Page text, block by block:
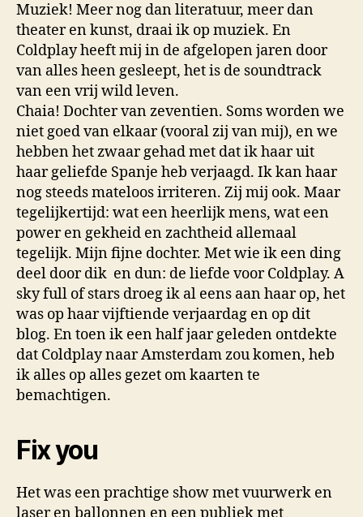
Muziek! Meer nog dan literatuur, meer dan
theater en kunst, draai ik op muziek. En
Coldplay heeft mij in de afgelopen jaren door
van alles heen gesleept, het is de soundtrack
van een vrij wild leven.
Chaia! Dochter van zeventien. Soms worden we
niet goed van elkaar (vooral zij van mij), en we
hebben het zwaar gehad met dat ik haar uit
haar geliefde Spanje heb verjaagd. Ik kan haar
nog steeds mateloos irriteren. Zij mij ook. Maar
tegelijkertijd: wat een heerlijk mens, wat een
power en gekheid en zachtheid allemaal
tegelijk. Mijn fijne dochter. Met wie ik een ding
deel door dik en dun: de liefde voor Coldplay. A
sky full of stars droeg ik al eens aan haar op, het
was op haar vijftiende verjaardag en op dit
blog. En toen ik een half jaar geleden ontdekte
dat Coldplay naar Amsterdam zou komen, heb
ik alles op alles gezet om kaarten te
bemachtigen.
Fix you
Het was een prachtige show met vuurwerk en